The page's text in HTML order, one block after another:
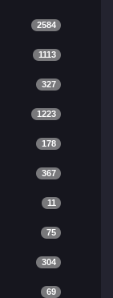
2584
1113
327
1223
178
367
11
75
304
69